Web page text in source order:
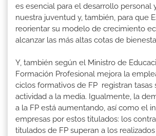
es esencial para el desarrollo personal
nuestra juventud y, también, para que
reorientar su modelo de crecimiento
alcanzar las más altas cotas de
Y, también según el Ministro de
Formación Profesional mejora la
ciclos formativos de FP registran tasas
actividad a la media. Igualmente, la
a la FP está aumentando, así como el
empresas por estos titulados: los
titulados de FP superan a los